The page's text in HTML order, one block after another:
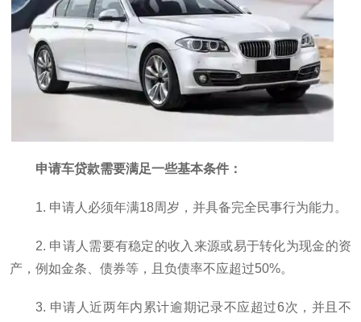
申请车贷款需要满足一些基本条件：
1. 申请人必须年满18周岁，并具备完全民事行为能力。
2. 申请人需要有稳定的收入来源或易于转化为现金的资
产，例如金条、债券等，且负债率不应超过50%。
3. 申请人近两年内累计逾期记录不应超过6次，并且不